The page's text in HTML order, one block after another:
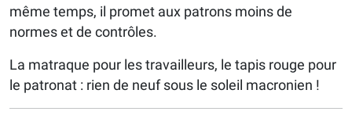
même temps, il promet aux patrons moins de
normes et de contrôles.
La matraque pour les travailleurs, le tapis rouge pour
le patronat : rien de neuf sous le soleil macronien !